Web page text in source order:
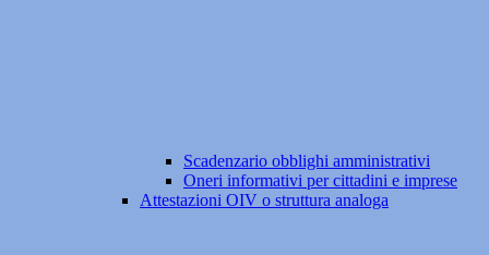
Scadenzario obblighi amministrativi
Oneri informativi per cittadini e imprese
Attestazioni OIV o struttura analoga